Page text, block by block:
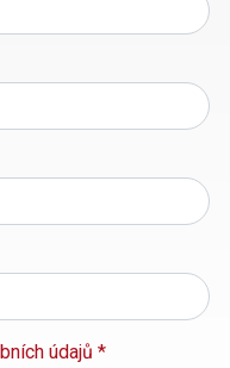
údajů *